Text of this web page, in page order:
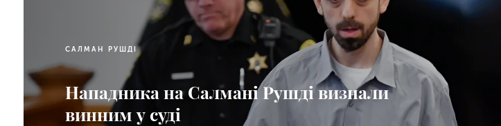
САЛМАН РУШДІ
Нападника на Салмані Рушді визнали
винним у суді